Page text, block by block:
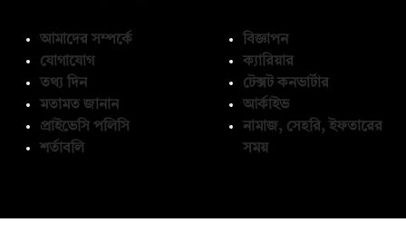
আমাদের সম্পর্কে
যোগাযোগ
তথ্য দিন
মতামত জানান
প্রাইভেসি পলিসি
শর্তাবলি
বিজ্ঞাপন
ক্যারিয়ার
টেক্সট কনভার্টার
আর্কাইভ
নামাজ, সেহরি, ইফতারের
সময়